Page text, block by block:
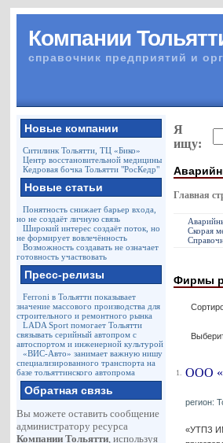
Компании
справочник предприятий и
Новые компании
Ситилинк Тольятти, ТЦ «Бико»
Центр восстановительной медицины
Кедровая бочка Тольятти "РосКедр"
Новые статьи
Понятность снижает барьер входа,
но не создаёт личную связь
Широкий интерес создаёт поток, но
не формирует вовлечённость
Возможность создавать не означает
готовность участвовать
Пресс-релизы
Ferroni в Тольятти показывает
значение массового производства для
строительного и ремонтного рынка
LADA Sport помогает Тольятти
связывать серийный автопром с
автоспортом и инженерной культурой
«ВИС-Авто» занимает важную нишу
специализированного транспорта на
базе тольяттинского автопрома
Обратная связь
Вы можете оставить сообщение
администратору ресурса
Компании Тольятти, используя
Я
ищу:
Главная
Скорая
Фирмы
1. ООО
регион:
«УТПЗ